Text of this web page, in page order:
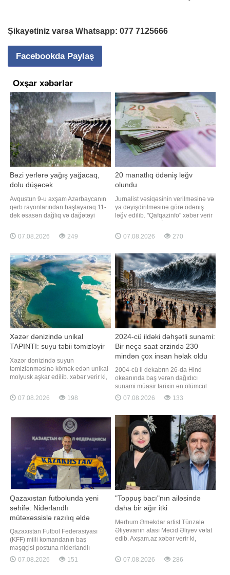
Şikayətiniz varsa Whatsapp: 077 7125666
Facebookda Paylaş
Oxşar xəbərlər
Bəzi yerlərə yağış yağacaq,
dolu düşəcək
Avqustun 9-u axşam Azərbaycanın
qərb rayonlarından başlayaraq 11-
dək əsasən dağlıq və dağətəyi
gözlənilir. Bu barədə BİG.AZ-a Milli
Hidrometeorologiya Xidmətindən
yağışın qısamüddətli leysan
xarakterli olacağı, şimşək çaxacağı,
dol
07.08.2026 249
20 manatlıq ödəniş ləğv
olundu
Jurnalist vəsiqəsinin verilməsinə və
ya dəyişdirilməsinə görə ödəniş
ləğv edilib. "Qafqazinfo" xəbər verir
tətbiqi barədə Fərman imzaladığı
"Media haqqında" qanuna
edək ki, jurnalist vəsiqəsinin
verilməsinə və dəyişdirilməsin
07.08.2026 270
Xəzər dənizində unikal
TAPINTI: suyu təbii təmizləyir
Xəzər dənizində suyun
təmizlənməsinə kömək edən unikal
molyusk aşkar edilib. xəbər verir ki,
Qoruğunun mütəxəssisləri məlumat
veriblər. "AkJayık" Dövlət Təbiət
vilayətinin Mahambet rayonunda və
Atırau şəhərinin ətrafında
07.08.2026 198
2024-cü ildəki dəhşətli sunami:
Bir neçə saat ərzində 230
mindən çox insan həlak oldu
2004-cü il dekabrın 26-da Hind
okeanında baş verən dağıdıcı
sunami müasir tarixin ən ölümcül
təbii fəlakətlərindən birinə çevrilib.
Qaynarinfo xəbər verir ki, fəlakət
çox insan həyatını itirib. Tailand isə
ən çox zərər çəkən ölkələrdən biri
olub. Fəlakət necə başladı?
07.08.2026 133
Qazaxıstan futbolunda yeni
səhifə: Niderlandlı
mütəxəssislə razılıq əldə
olundu
Qazaxıstan Futbol Federasiyası
(KFF) milli komandanın baş
məşqçisi postuna niderlandlı
mütəxəssis Con van't Sxipi
gətirməklə bağlı yekun razılıq əldə
07.08.2026 151
"Toppuş bacı"nın ailəsində
daha bir ağır itki
Mərhum Əməkdar artist Tünzalə
Əliyevanın atası Məcid Əliyev vəfat
edib. Axşam.az xəbər verir ki,
dünyasını dəyişib. Qeyd edək ki,
"Toppuş bacı" ləqəbi ilə tanınan
07.08.2026 286